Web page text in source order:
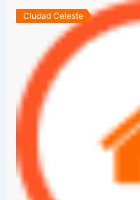
Ciudad Celeste